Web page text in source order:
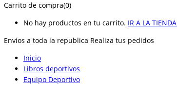
Carrito de compra(0)
No hay productos en tu carrito. IR A LA TIENDA
Envíos a toda la republica Realiza tus pedidos
Inicio
Libros deportivos
Equipo Deportivo